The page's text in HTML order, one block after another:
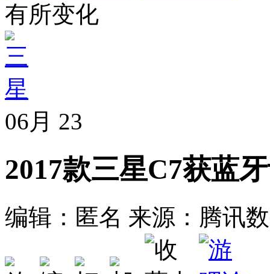
有所变化
06月 23
2017款三星C7获蓝
编辑：匿名 来源：腾讯